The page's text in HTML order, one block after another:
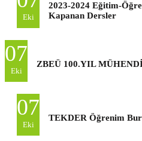
Eki
2023-2024 Eğitim-
Kapanan Dersler
07
Eki
ZBEÜ 100.YIL
07
Eki
TEKDER Öğrenim